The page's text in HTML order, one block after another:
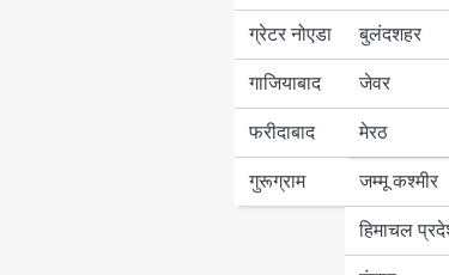
ग्रेटर नोएडा
गाजियाबाद
फरीदाबाद
गुरूग्राम
बुलंदशहर
जेवर
मेरठ
बिहार
पंजाब
हरियाणा
जम्मू कश्मीर
हिमाचल